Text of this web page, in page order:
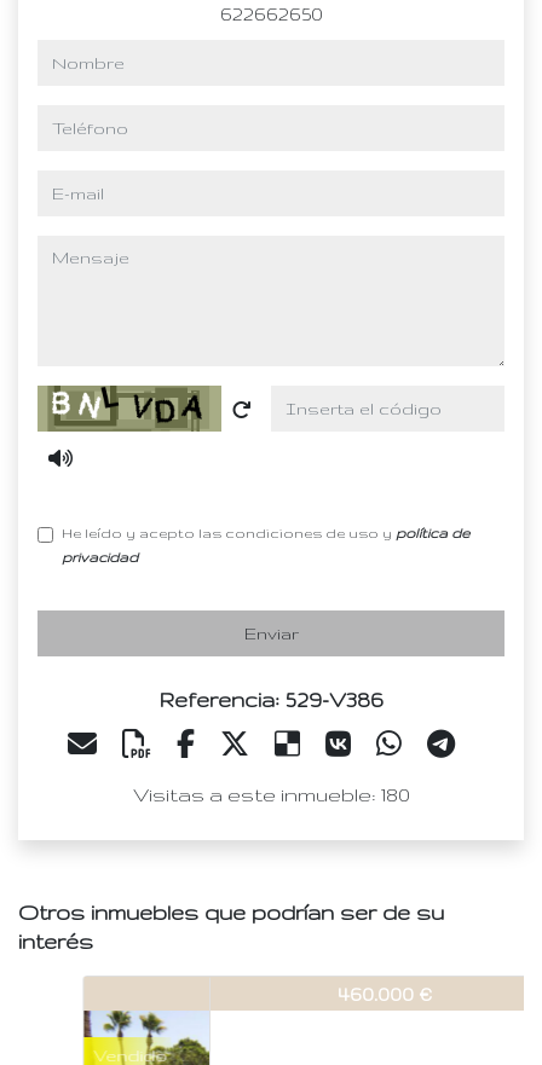
622662650
nombre
teléfono
e-mail
mensaje
Captcha
He leído y acepto las condiciones de uso y política de
privacidad
Enviar
Referencia: 529-V386
Visitas a este inmueble: 180
Otros inmuebles que podrían ser de su
interés